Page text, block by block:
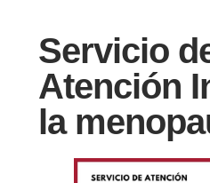
Servicio
Atención
la